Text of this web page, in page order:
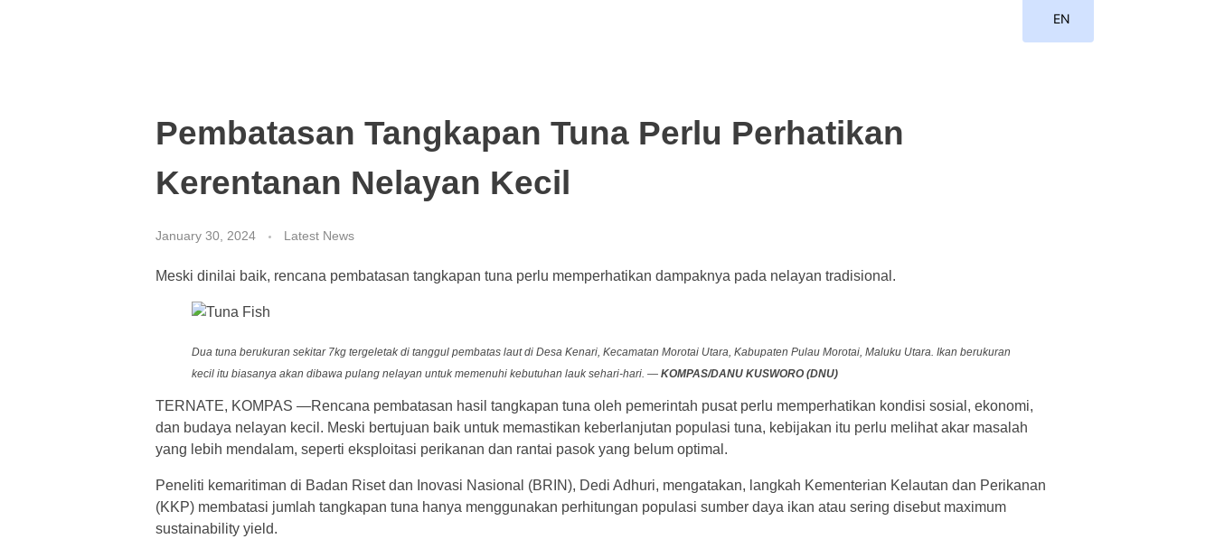
Pembatasan Tangkapan Tuna Perlu Perhatikan
Kerentanan Nelayan Kecil
January 30, 2024 Latest News
Meski dinilai baik, rencana pembatasan tangkapan tuna perlu memperhatikan dampaknya pada nelayan tradisional.
Dua tuna berukuran sekitar 7kg tergeletak di tanggul pembatas laut di Desa Kenari, Kecamatan Morotai Utara, Kabupaten Pulau Morotai, Maluku Utara. Ikan berukuran
kecil itu biasanya akan dibawa pulang nelayan untuk memenuhi kebutuhan lauk sehari-hari. — KOMPAS/DANU KUSWORO (DNU)
TERNATE, KOMPAS —Rencana pembatasan hasil tangkapan tuna oleh pemerintah pusat perlu memperhatikan kondisi sosial, ekonomi,
dan budaya nelayan kecil. Meski bertujuan baik untuk memastikan keberlanjutan populasi tuna, kebijakan itu perlu melihat akar masalah
yang lebih mendalam, seperti eksploitasi perikanan dan rantai pasok yang belum optimal.
Peneliti kemaritiman di Badan Riset dan Inovasi Nasional (BRIN), Dedi Adhuri, mengatakan, langkah Kementerian Kelautan dan Perikanan
(KKP) membatasi jumlah tangkapan tuna hanya menggunakan perhitungan populasi sumber daya ikan atau sering disebut maximum
sustainability yield.
EN